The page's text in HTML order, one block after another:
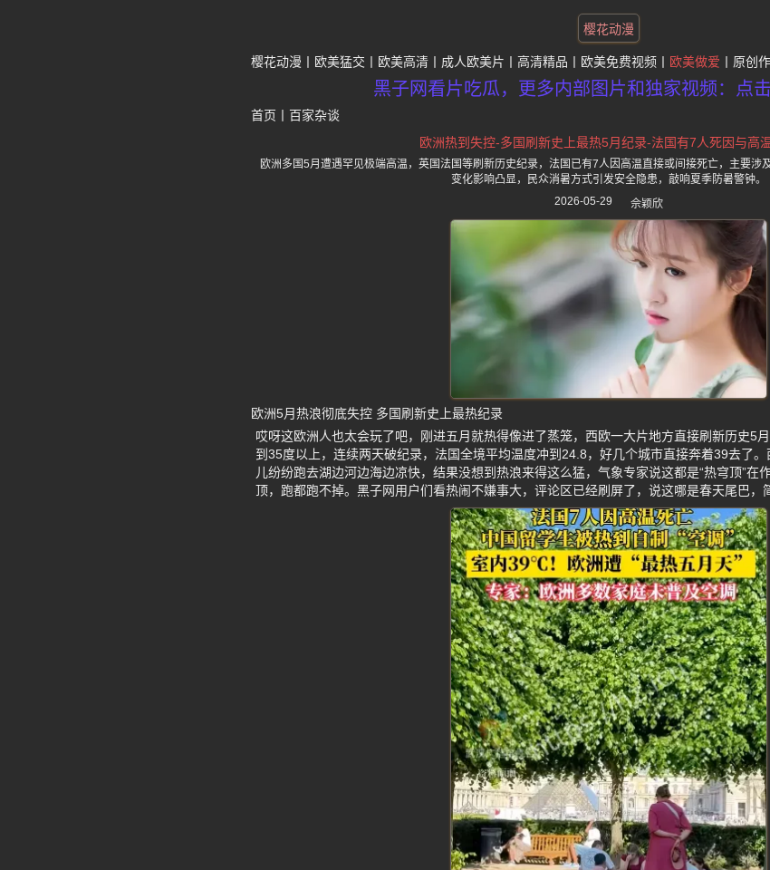
樱花动漫
樱花动漫 欧美猛交 欧美高清 成人欧美片 高清精品 欧美免费视频 欧美做爱 原创
黑子网看片吃瓜，更多内部图片和独家视频：点
首页 百家杂谈
欧洲热到失控-多国刷新史上最热5月纪录-法国有7人死因与高
欧洲多国5月遭遇罕见极端高温，英国法国等刷新历史纪录，法国已有7人因高温直接或间接死亡，主要涉
变化影响凸显，民众消暑方式引发安全隐患，敲响夏季防暑警钟。
2026-05-29
佘颖欣
欧洲5月热浪彻底失控 多国刷新史上最热纪录
哎呀这欧洲人也太会玩了吧，刚进五月就热得像进了蒸笼，西欧一大片地方直接刷新历史5
到35度以上，连续两天破纪录，法国全境平均温度冲到24.8，好几个城市直接奔着39去了
儿纷纷跑去湖边河边海边凉快，结果没想到热浪来得这么猛，气象专家说这都是“热穹顶”在
顶，跑都跑不掉。黑子网用户们看热闹不嫌事大，评论区已经刷屏了，说这哪是春天尾巴，